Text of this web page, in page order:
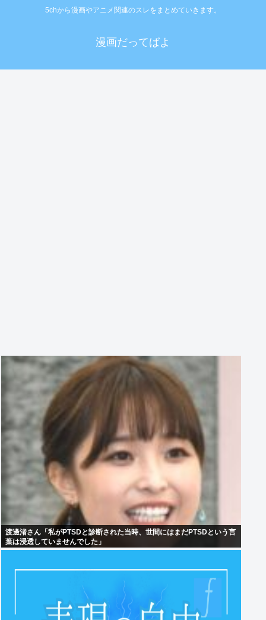
5chから漫画やアニメ関連のスレをまとめていきます。
漫画だってばよ
渡邊渚さん「私がPTSDと診断された当時、世間にはまだPTSDという言
葉は浸透していませんでした」